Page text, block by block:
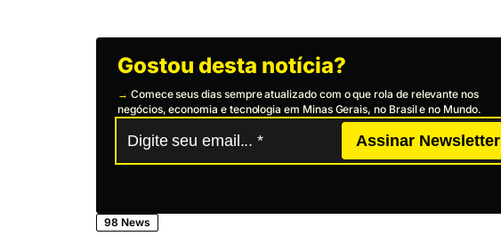
Gostou desta notícia?
→ Comece seus dias sempre atualizado com o que rola de relevante nos
negócios, economia e tecnologia em Minas Gerais, no Brasil e no Mundo.
Assinar Newsletter
98 News